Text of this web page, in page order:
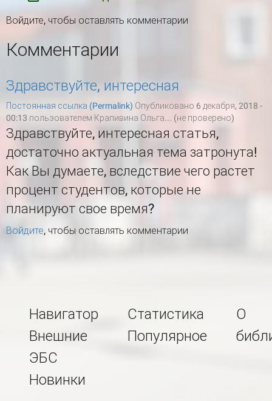
Войдите, чтобы оставлять комментарии
Комментарии
Здравствуйте, интересная
Постоянная ссылка (Permalink) Опубликовано 6 декабря, 2018 -
00:13 пользователем Крапивина Ольга... (не проверено)
Здравствуйте, интересная статья,
достаточно актуальная тема затронута!
Как Вы думаете, вследствие чего растет
процент студентов, которые не
планируют свое время?
Войдите, чтобы оставлять комментарии
Навигатор
Внешние
ЭБС
Новинки
Статистика
Популярное
О